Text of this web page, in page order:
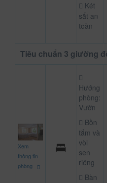
Két
sắt an
toàn
Tiêu chuẩn 3 giường đôi
Xem
thông tin
phòng
Hướng
phòng:
Vườn
Bồn
tắm và
vòi
sen
riêng
Bàn